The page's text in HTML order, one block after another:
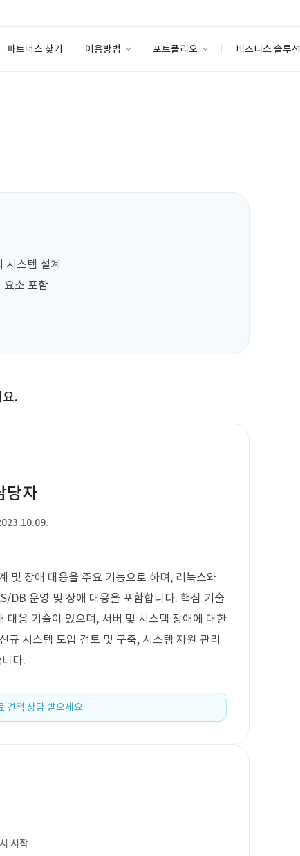
파트너스 찾기 이용방법 포트폴리오 비즈니스 솔루션
시스템 설계
요소 포함
.
당자
및 장애 대응을 주요 기능으로 하며, 리눅스와
DB 운영 및 장애 대응을 포함합니다. 핵심 기술
대응 기술이 있으며, 서버 및 시스템 장애에 대한
시스템 도입 검토 및 구축, 시스템 자원 관리
다.
견적 상담 받으세요.
시작